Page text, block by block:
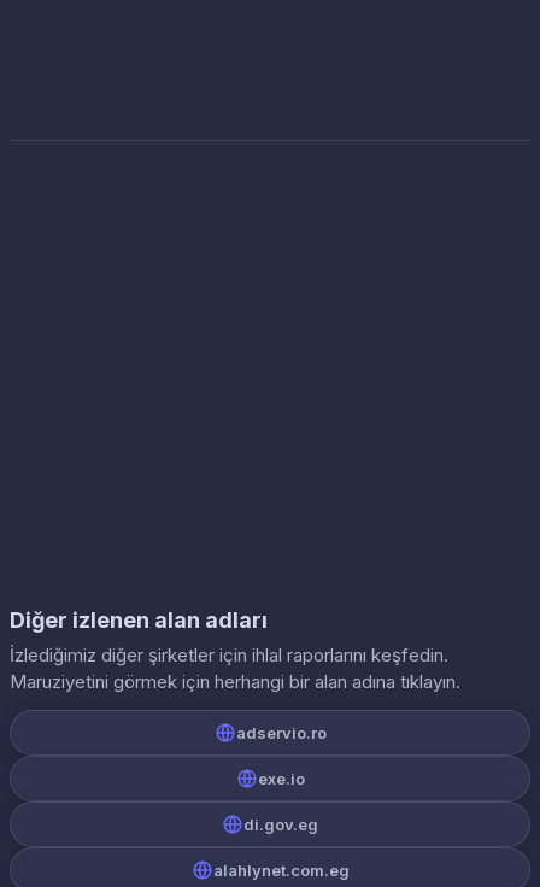
Diğer izlenen alan adları
İzlediğimiz diğer şirketler için ihlal raporlarını keşfedin.
Maruziyetini görmek için herhangi bir alan adına tıklayın.
adservio.ro
exe.io
di.gov.eg
alahlynet.com.eg